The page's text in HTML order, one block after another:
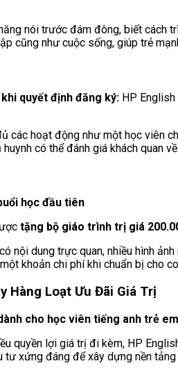
nói trước đám đông, biết
cũng như cuộc sống, giúp trẻ
quyết định đăng ký: HP
các hoạt động như một học viên
có thể đánh giá khách
học đầu tiên
tặng bộ giáo trình trị giá
nội dung trực quan, nhiều hình
khoản chi phí khi chuẩn bị cho
Hàng Loạt Ưu Đãi Giá Trị
cho học viên tiếng anh trẻ em
quyền lợi giá trị đi kèm, HP
xứng đáng để xây dựng nền